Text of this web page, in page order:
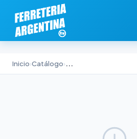
Inicio›Catálogo›...